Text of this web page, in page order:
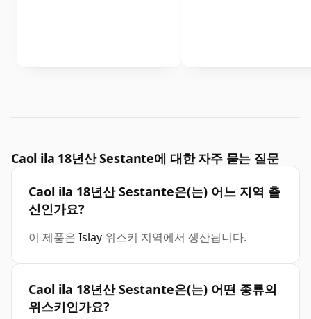
Caol ila 18년산 Sestante에 대한 자주 묻는 질문
Caol ila 18년산 Sestante은(는) 어느 지역 출
신인가요?
이 제품은 Islay 위스키 지역에서 생산됩니다.
Caol ila 18년산 Sestante은(는) 어떤 종류의
위스키인가요?